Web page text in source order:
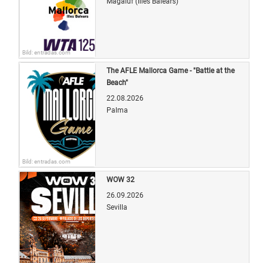
Bild: entradas.com
Bild: entradas.com
The AFLE Mallorca Game - "Battle at the
Beach"
22.08.2026
Palma
WOW 32
26.09.2026
Sevilla